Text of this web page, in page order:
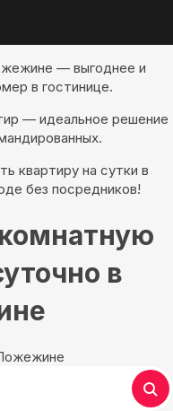
— выгоднее и
в гостинице.
— идеальное решение
квартиру на сутки в
без посредников!
в